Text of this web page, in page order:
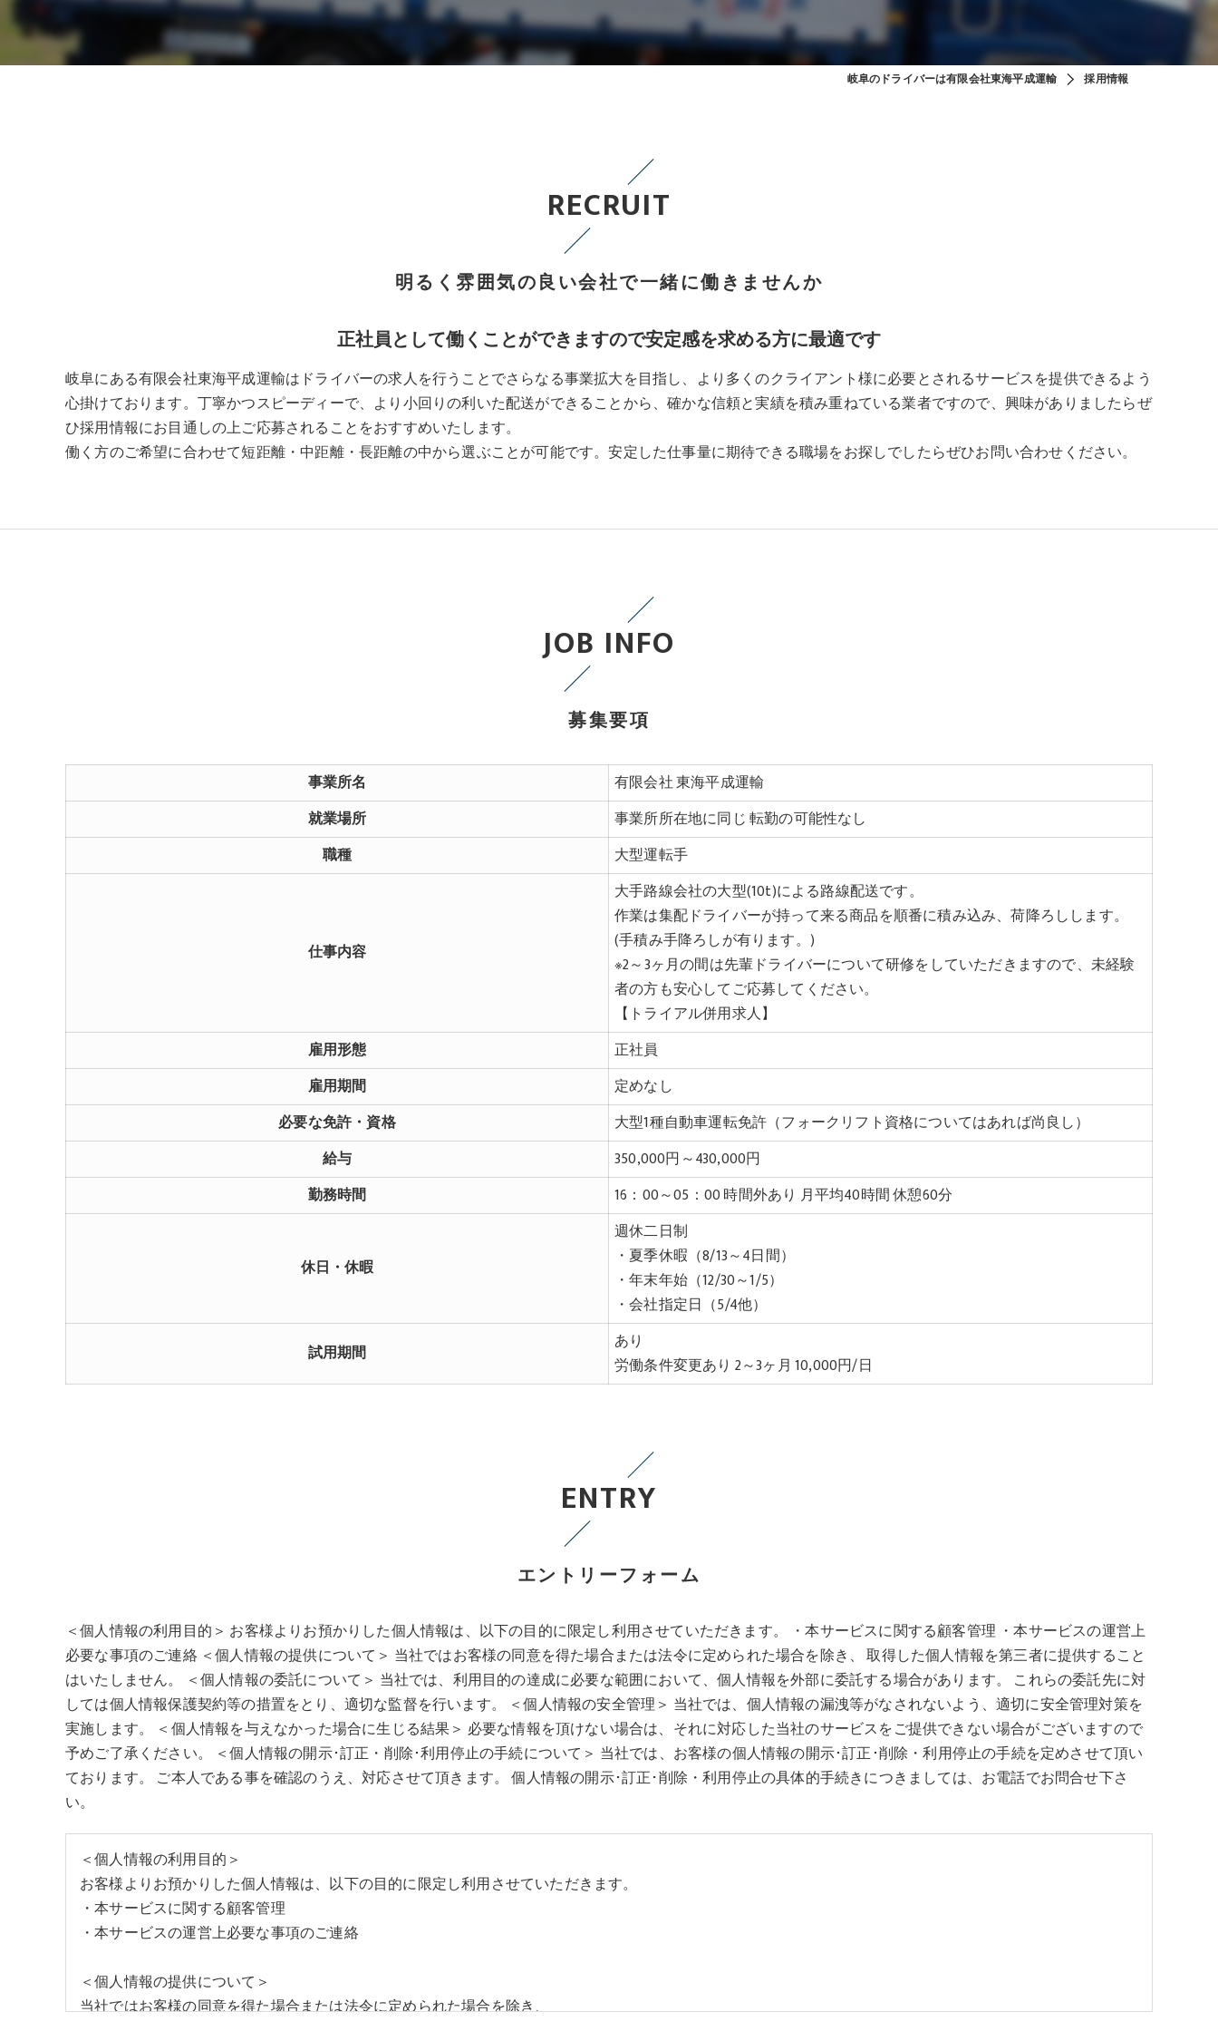
岐阜のドライバーは有限会社東海平成運輸 採用情報
明るく雰囲気の良い会社で一緒に働きませんか
RECRUIT
正社員として働くことができますので安定感を求める方に最適です
岐阜にある有限会社東海平成運輸はドライバーの求人を行うことでさらなる事業拡大を目指し、より多くのクライアント様に必要とされるサービスを提供できるよう
心掛けております。丁寧かつスピーディーで、より小回りの利いた配送ができることから、確かな信頼と実績を積み重ねている業者ですので、興味がありましたらぜ
ひ採用情報にお目通しの上ご応募されることをおすすめいたします。
働く方のご希望に合わせて短距離・中距離・長距離の中から選ぶことが可能です。安定した仕事量に期待できる職場をお探しでしたらぜひお問い合わせください。
募集要項
JOB INFO
事業所名
有限会社 東海平成運輸
就業場所
事業所所在地に同じ 転勤の可能性なし
職種
大型運転手
仕事内容
大手路線会社の大型(10t)による路線配送です。
作業は集配ドライバーが持って来る商品を順番に積み込み、荷降ろしします。
(手積み手降ろしが有ります。)
※2～3ヶ月の間は先輩ドライバーについて研修をしていただきますので、未経験
者の方も安心してご応募してください。
【トライアル併用求人】
雇用形態
正社員
雇用期間
定めなし
必要な免許・資格
大型1種自動車運転免許（フォークリフト資格についてはあれば尚良し）
給与
350,000円～430,000円
勤務時間
16：00～05：00 時間外あり 月平均40時間 休憩60分
休日・休暇
週休二日制
・夏季休暇（8/13～4日間）
・年末年始（12/30～1/5）
・会社指定日（5/4他）
試用期間
あり
労働条件変更あり 2～3ヶ月 10,000円/日
エントリーフォーム
ENTRY
＜個人情報の利用目的＞ お客様よりお預かりした個人情報は、以下の目的に限定し利用させていただきます。 ・本サービスに関する顧客管理 ・本サービスの運営上
必要な事項のご連絡 ＜個人情報の提供について＞ 当社ではお客様の同意を得た場合または法令に定められた場合を除き、 取得した個人情報を第三者に提供すること
はいたしません。 ＜個人情報の委託について＞ 当社では、利用目的の達成に必要な範囲において、個人情報を外部に委託する場合があります。 これらの委託先に対
しては個人情報保護契約等の措置をとり、適切な監督を行います。 ＜個人情報の安全管理＞ 当社では、個人情報の漏洩等がなされないよう、適切に安全管理対策を
実施します。 ＜個人情報を与えなかった場合に生じる結果＞ 必要な情報を頂けない場合は、それに対応した当社のサービスをご提供できない場合がございますので
予めご了承ください。 ＜個人情報の開示･訂正・削除･利用停止の手続について＞ 当社では、お客様の個人情報の開示･訂正･削除・利用停止の手続を定めさせて頂い
ております。 ご本人である事を確認のうえ、対応させて頂きます。 個人情報の開示･訂正･削除・利用停止の具体的手続きにつきましては、お電話でお問合せ下さ
い。
＜個人情報の利用目的＞
お客様よりお預かりした個人情報は、以下の目的に限定し利用させていただきます。
・本サービスに関する顧客管理
・本サービスの運営上必要な事項のご連絡
＜個人情報の提供について＞
当社ではお客様の同意を得た場合または法令に定められた場合を除き、